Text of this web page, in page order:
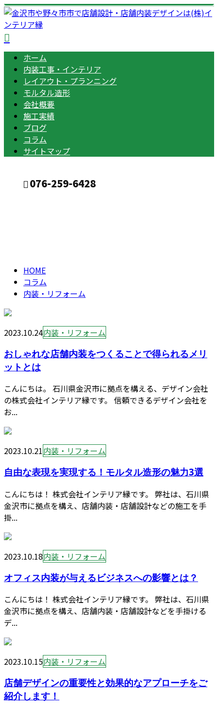
ホーム
内装工事・インテリア
レイアウト・プランニング
モルタル造形
会社概要
施工実績
ブログ
コラム
サイトマップ
076-259-6428
HOME
コラム
内装・リフォーム
2023.10.24内装・リフォーム
おしゃれな店舗内装をつくることで得られるメリ
ットとは
こんにちは。 石川県金沢市に拠点を構える、デザイン会社
の株式会社インテリア縁です。 信頼できるデザイン会社を
お...
2023.10.21内装・リフォーム
自由な表現を実現する！モルタル造形の魅力3選
こんにちは！ 株式会社インテリア縁です。 弊社は、石川県
金沢市に拠点を構え、店舗内装・店舗設計などの施工を手
掛...
2023.10.18内装・リフォーム
オフィス内装が与えるビジネスへの影響とは？
こんにちは！ 株式会社インテリア縁です。 弊社は、石川県
金沢市に拠点を構え、店舗内装・店舗設計などを手掛ける
デ...
2023.10.15内装・リフォーム
店舗デザインの重要性と効果的なアプローチをご
紹介します！